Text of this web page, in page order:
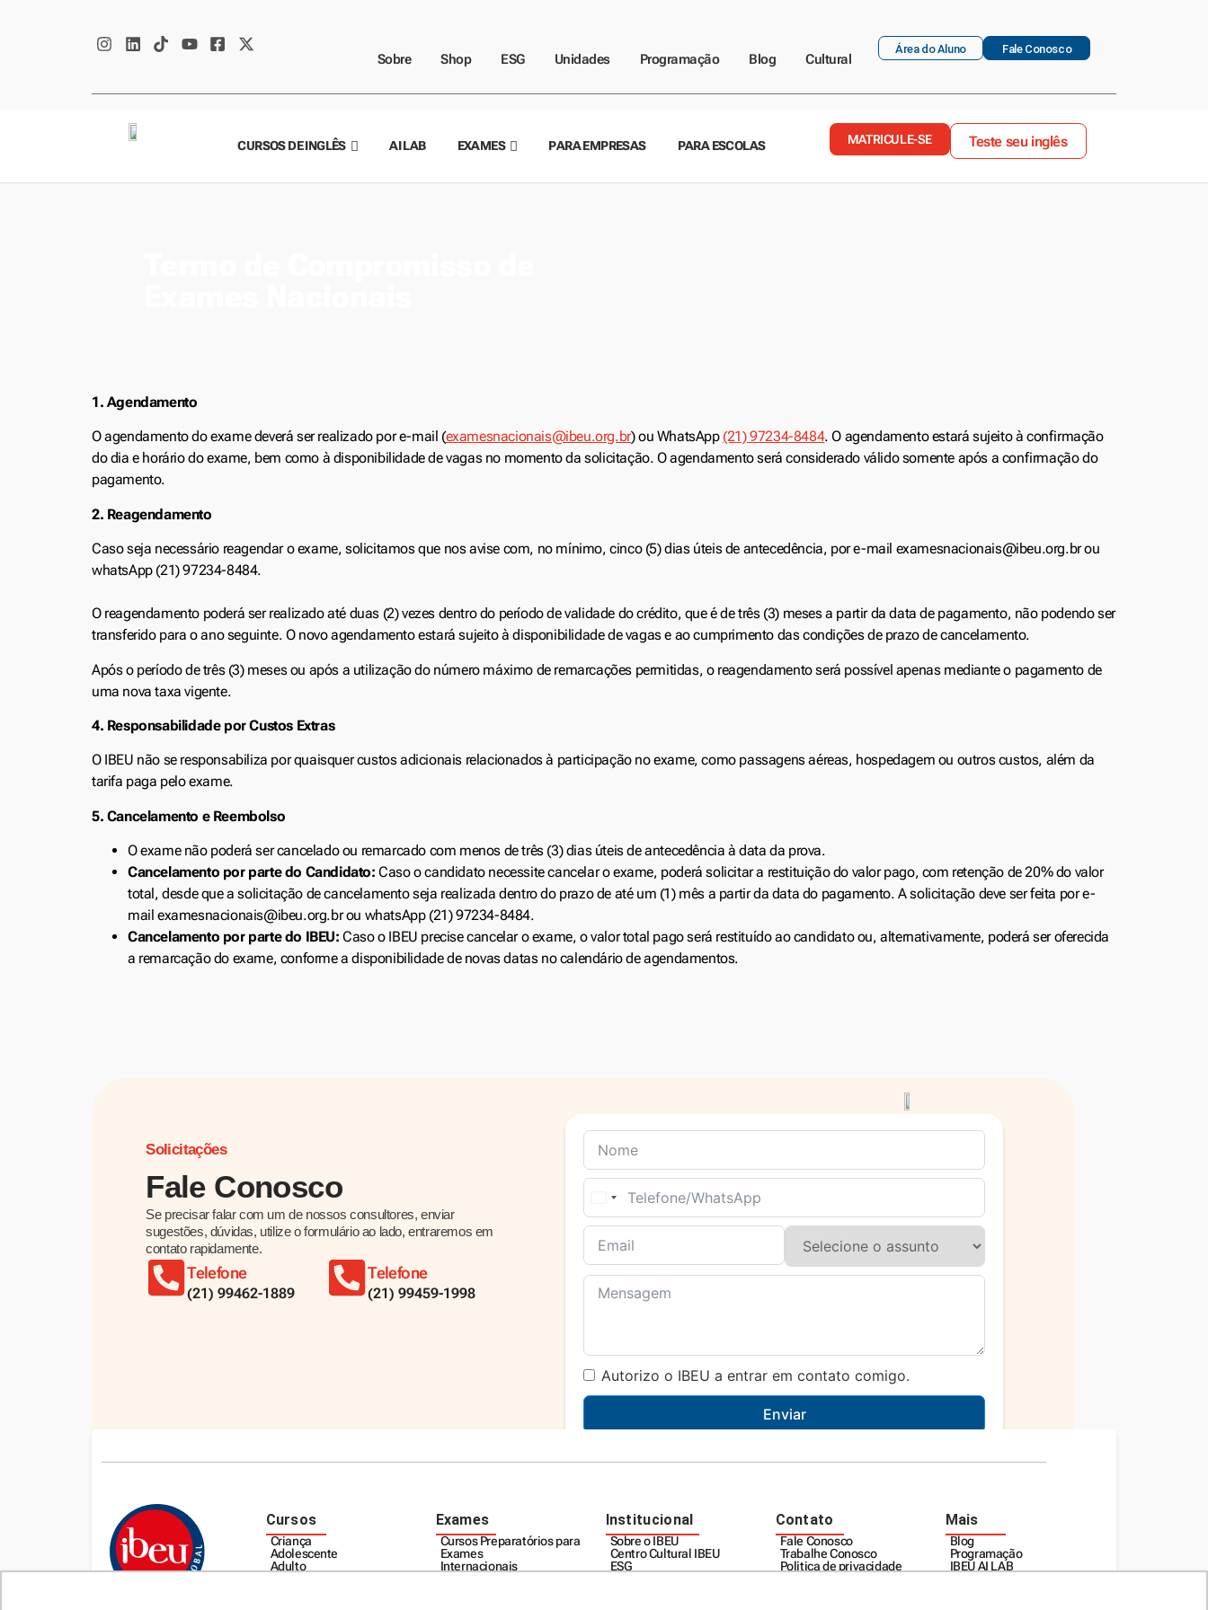
Sobre Shop ESG Unidades Programação Blog Cultural
Área do Aluno Fale Conosco
CURSOS DE INGLÊS AI LAB EXAMES PARA EMPRESAS PARA ESCOLAS MATRICULE-SE Teste seu inglês
1. Agendamento
O agendamento do exame deverá ser realizado por e-mail (examesnacionais@ibeu.org.br) ou WhatsApp (21) 97234-8484. O agendamento estará sujeito à confirmação
do dia e horário do exame, bem como à disponibilidade de vagas no momento da solicitação. O agendamento será considerado válido somente após a confirmação do
pagamento.
2. Reagendamento
Caso seja necessário reagendar o exame, solicitamos que nos avise com, no mínimo, cinco (5) dias úteis de antecedência, por e-mail examesnacionais@ibeu.org.br ou
whatsApp (21) 97234-8484.
O reagendamento poderá ser realizado até duas (2) vezes dentro do período de validade do crédito, que é de três (3) meses a partir da data de pagamento, não podendo ser
transferido para o ano seguinte. O novo agendamento estará sujeito à disponibilidade de vagas e ao cumprimento das condições de prazo de cancelamento.
Após o período de três (3) meses ou após a utilização do número máximo de remarcações permitidas, o reagendamento será possível apenas mediante o pagamento de
uma nova taxa vigente.
4. Responsabilidade por Custos Extras
O IBEU não se responsabiliza por quaisquer custos adicionais relacionados à participação no exame, como passagens aéreas, hospedagem ou outros custos, além da
tarifa paga pelo exame.
5. Cancelamento e Reembolso
O exame não poderá ser cancelado ou remarcado com menos de três (3) dias úteis de antecedência à data da prova.
Cancelamento por parte do Candidato: Caso o candidato necessite cancelar o exame, poderá solicitar a restituição do valor pago, com retenção de 20% do valor
total, desde que a solicitação de cancelamento seja realizada dentro do prazo de até um (1) mês a partir da data do pagamento. A solicitação deve ser feita por e-
mail examesnacionais@ibeu.org.br ou whatsApp (21) 97234-8484.
Cancelamento por parte do IBEU: Caso o IBEU precise cancelar o exame, o valor total pago será restituído ao candidato ou, alternativamente, poderá ser oferecida
a remarcação do exame, conforme a disponibilidade de novas datas no calendário de agendamentos.
Autorizo o IBEU a entrar em contato comigo.
Enviar
Solicitações
Fale Conosco
Se precisar falar com um de nossos consultores, enviar
sugestões, dúvidas, utilize o formulário ao lado, entraremos em
contato rapidamente.
Telefone
(21) 99462-1889
Telefone
(21) 99459-1998
Cursos
Criança
Adolescente
Adulto
Exames
Cursos Preparatórios para
Exames
Internacionais
Institucional
Sobre o IBEU
Centro Cultural IBEU
ESG
Contato
Fale Conosco
Trabalhe Conosco
Politica de privacidade
Mais
Blog
Programação
IBEU AI LAB